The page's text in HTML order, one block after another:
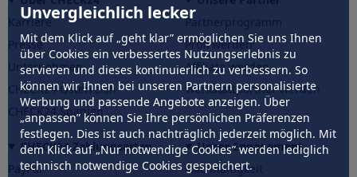
Unvergleichlich lecker
Mit dem Klick auf „geht klar” ermöglichen Sie uns Ihnen
über Cookies ein verbessertes Nutzungserlebnis zu
servieren und dieses kontinuierlich zu verbessern. So
können wir Ihnen bei unseren Partnern personalisierte
Werbung und passende Angebote anzeigen. Über
„anpassen” können Sie Ihre persönlichen Präferenzen
festlegen. Dies ist auch nachträglich jederzeit möglich. Mit
dem Klick auf „Nur notwendige Cookies” werden lediglich
technisch notwendige Cookies gespeichert.
Karriere
Presse
Unternehmen
CHECK24 Österreich
CHECK24 Spanien
Partnerprogramm
Profi werden
Affiliate werden
Werkstattpartner werden
CHECK24 Zahlungsarten
PayPal
Unser Engagement
Nachhaltigkeit